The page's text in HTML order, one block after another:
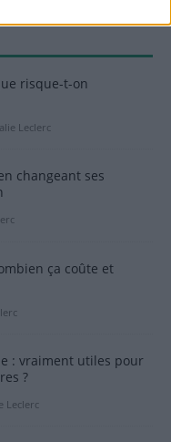
risque-t-on
Leclerc
changeant ses
ça coûte et
: vraiment utiles pour
?
Leclerc